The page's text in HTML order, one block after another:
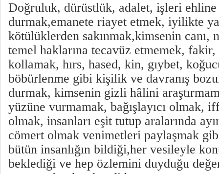
Doğruluk, dürüstlük, adalet, işleri ehline
durmak,emanete riayet etmek, iyilikte
kötülüklerden sakınmak,kimsenin canı,
temel haklarına tecavüz etmemek,
kollamak, hırs, hased, kin, gıybet,
böbürlenme gibi kişilik ve davranış
durmak, kimsenin gizli hâlini
yüzüne vurmamak, bağışlayıcı olmak,
olmak, insanları eşit tutup aralarında
cömert olmak venimetleri paylaşmak
bütün insanlığın bildiği,her vesileyle
beklediği ve hep özlemini duyduğu